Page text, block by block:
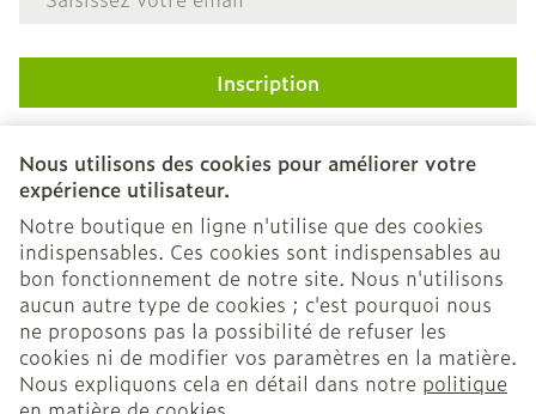
Nous utilisons des cookies pour améliorer votre
expérience utilisateur.
Notre boutique en ligne n'utilise que des cookies
indispensables. Ces cookies sont indispensables au
bon fonctionnement de notre site. Nous n'utilisons
aucun autre type de cookies ; c'est pourquoi nous
ne proposons pas la possibilité de refuser les
cookies ni de modifier vos paramètres en la matière.
Nous expliquons cela en détail dans notre politique
Inscription
En cliquant sur s'abonner, vous vous abonnez à notre
newsletter et acceptez notrepolitique de confidentialité
Liens légaux